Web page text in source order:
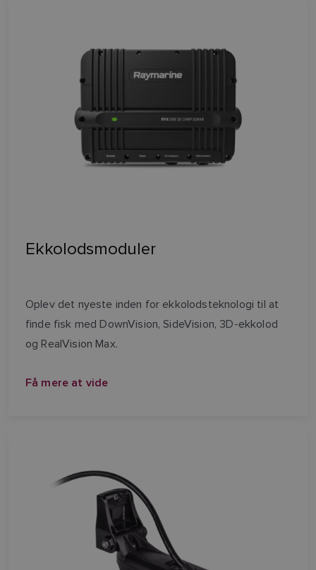
Ekkolodsmoduler
Oplev det nyeste inden for ekkolodsteknologi til at
finde fisk med DownVision, SideVision, 3D-ekkolod
og RealVision Max.
Få mere at vide